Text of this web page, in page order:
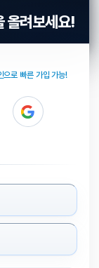
올려보세요!
으로 빠른 가입 가능!